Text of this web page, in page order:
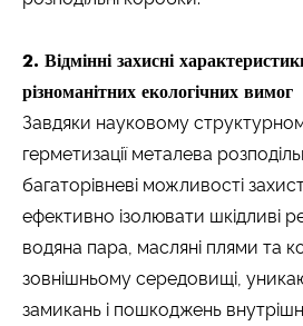
2. Відмінні захисні
різноманітних екологічних вимог
Завдяки науковому
герметизації металева
багаторівневі можливості
ефективно ізолювати шкідливі
водяна пара, масляні плями та
зовнішньому середовищі,
замикань і пошкоджень